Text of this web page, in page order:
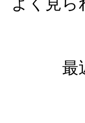
よく見ら
最